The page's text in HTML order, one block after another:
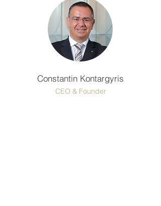
Constantin Kontargyris
CEO & Founder